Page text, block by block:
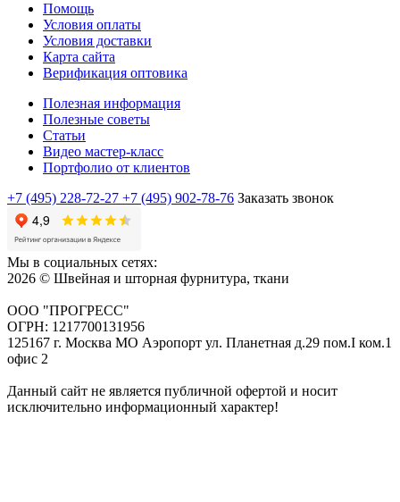
Помощь
Условия оплаты
Условия доставки
Карта сайта
Верификация оптовика
Полезная информация
Полезные советы
Статьи
Видео мастер-класс
Портфолио от клиентов
+7 (495) 228-72-27 +7 (495) 902-78-76 Заказать звонок
Мы в социальных сетях:
2026 © Швейная и шторная фурнитура, ткани
ООО "ПРОГРЕСС"
ОГРН: 1217700131956
125167 г. Москва МО Аэропорт ул. Планетная д.29 пом.I ком.1
офис 2
Данный сайт не является публичной офертой и носит
исключительно информационный характер!